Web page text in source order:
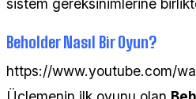
sistem gereksinimlerine
Beholder Nasıl Bir Oyun?
https://www.youtube.com/